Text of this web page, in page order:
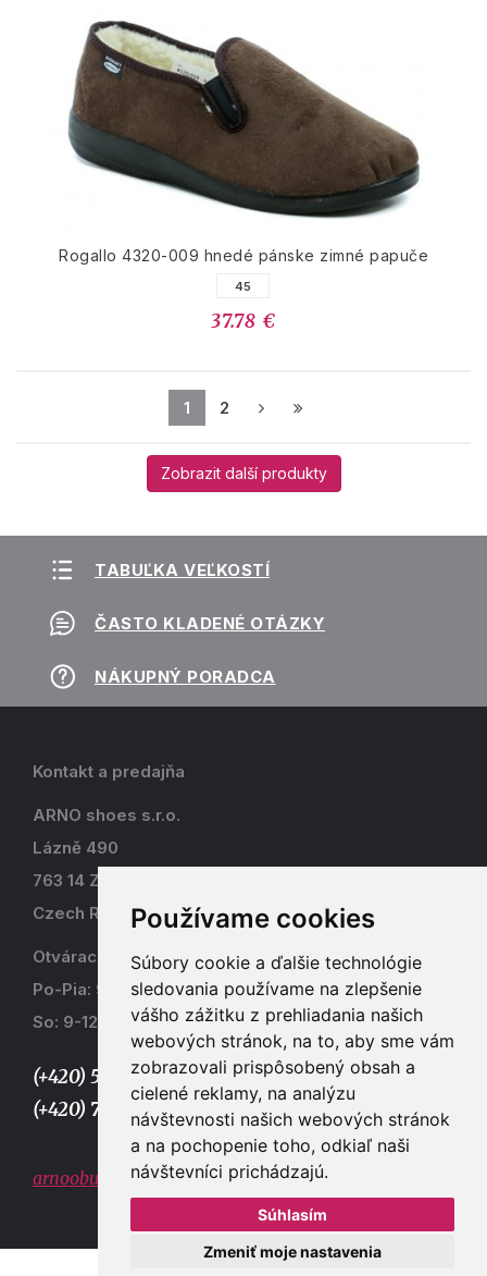
Používame cookies
Súbory cookie a ďalšie technológie
sledovania používame na zlepšenie
vášho zážitku z prehliadania našich
webových stránok, na to, aby sme vám
zobrazovali prispôsobený obsah a
cielené reklamy, na analýzu
návštevnosti našich webových stránok
a na pochopenie toho, odkiaľ naši
návštevníci prichádzajú.
Súhlasím
Zmeniť moje nastavenia
Rogallo 4320-009 hnedé pánske zimné papuče
45
37.78 €
1 2
Zobrazit další produkty
TABUĽKA VEĽKOSTÍ
ČASTO KLADENÉ OTÁZKY
NÁKUPNÝ PORADCA
Kontakt a predajňa
ARNO shoes s.r.o.
Lázně 490
763 14 Zlín - Kostelec
Czech Republic
Otváracia doba
Po-Pia: 9-17
So: 9-12
(+420) 577 915 036,
(+420) 773 667 390
arnoobuv@gmail.com